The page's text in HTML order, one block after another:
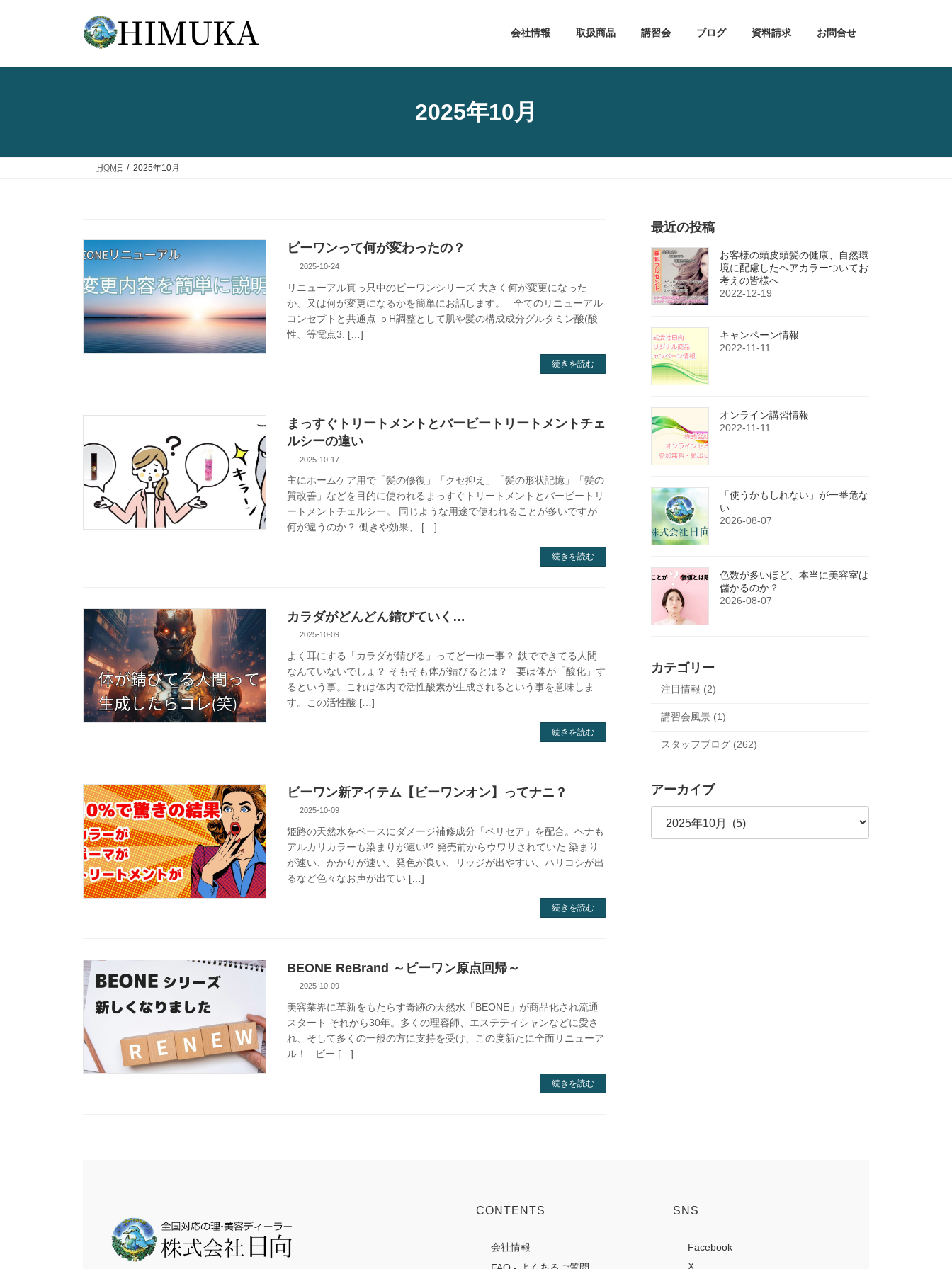
プ
動
会社情報 取扱商品 講習会 ブログ 資料請求 お問合せ
2025年10月
HOME 2025年10月
ビーワンって何が変わったの？
2025-10-24
リニューアル真っ只中のビーワンシリーズ 大きく何が変更になった
か、又は何が変更になるかを簡単にお話します。 全てのリニューアル
コンセプトと共通点 ｐH調整として肌や髪の構成成分グルタミン酸(酸
性、等電点3. […]
続きを読む
まっすぐトリートメントとバービートリートメントチェ
ルシーの違い
2025-10-17
主にホームケア用で「髪の修復」「クセ抑え」「髪の形状記憶」「髪の
質改善」などを目的に使われるまっすぐトリートメントとバービートリ
ートメントチェルシー。 同じような用途で使われることが多いですが
何が違うのか？ 働きや効果、 […]
続きを読む
カラダがどんどん錆びていく…
2025-10-09
よく耳にする「カラダが錆びる」ってどーゆー事？ 鉄でできてる人間
なんていないでしょ？ そもそも体が錆びるとは？ 要は体が「酸化」す
るという事。これは体内で活性酸素が生成されるという事を意味しま
す。この活性酸 […]
続きを読む
ビーワン新アイテム【ビーワンオン】ってナニ？
2025-10-09
姫路の天然水をベースにダメージ補修成分「ペリセア」を配合。ヘナも
アルカリカラーも染まりが速い!? 発売前からウワサされていた 染まり
が速い、かかりが速い、発色が良い、リッジが出やすい、ハリコシが出
るなど色々なお声が出てい […]
続きを読む
BEONE ReBrand ～ビーワン原点回帰～
2025-10-09
美容業界に革新をもたらす奇跡の天然水「BEONE」が商品化され流通
スタート それから30年。多くの理容師、エステティシャンなどに愛さ
れ、そして多くの一般の方に支持を受け、この度新たに全面リニューア
ル！ ビー […]
続きを読む
最近の投稿
お客様の頭皮頭髪の健康、自然環
境に配慮したヘアカラーついてお
考えの皆様へ
2022-12-19
キャンペーン情報
2022-11-11
オンライン講習情報
2022-11-11
「使うかもしれない」が一番危な
い
2026-08-07
色数が多いほど、本当に美容室は
儲かるのか？
2026-08-07
カテゴリー
注目情報 (2)
講習会風景 (1)
スタッフブログ (262)
アーカイブ
ア
カ
CONTENTS
会社情報
SNS
Facebook
X